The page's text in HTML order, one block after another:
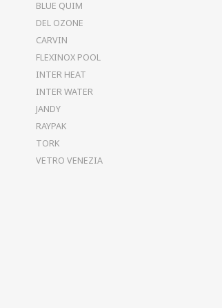
BLUE QUIM
DEL OZONE
CARVIN
FLEXINOX POOL
INTER HEAT
INTER WATER
JANDY
RAYPAK
TORK
VETRO VENEZIA